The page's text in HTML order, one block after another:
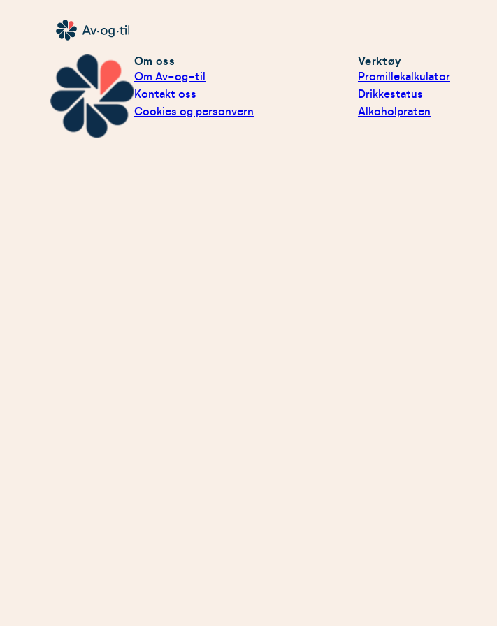
Av-
og-
til
Om oss
Om Av-og-til
Kontakt oss
Cookies og personvern
Verktøy
Promillekalkulator
Drikkestatus
Alkoholpraten